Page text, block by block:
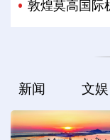
敦煌莫高国际
新闻 文娱